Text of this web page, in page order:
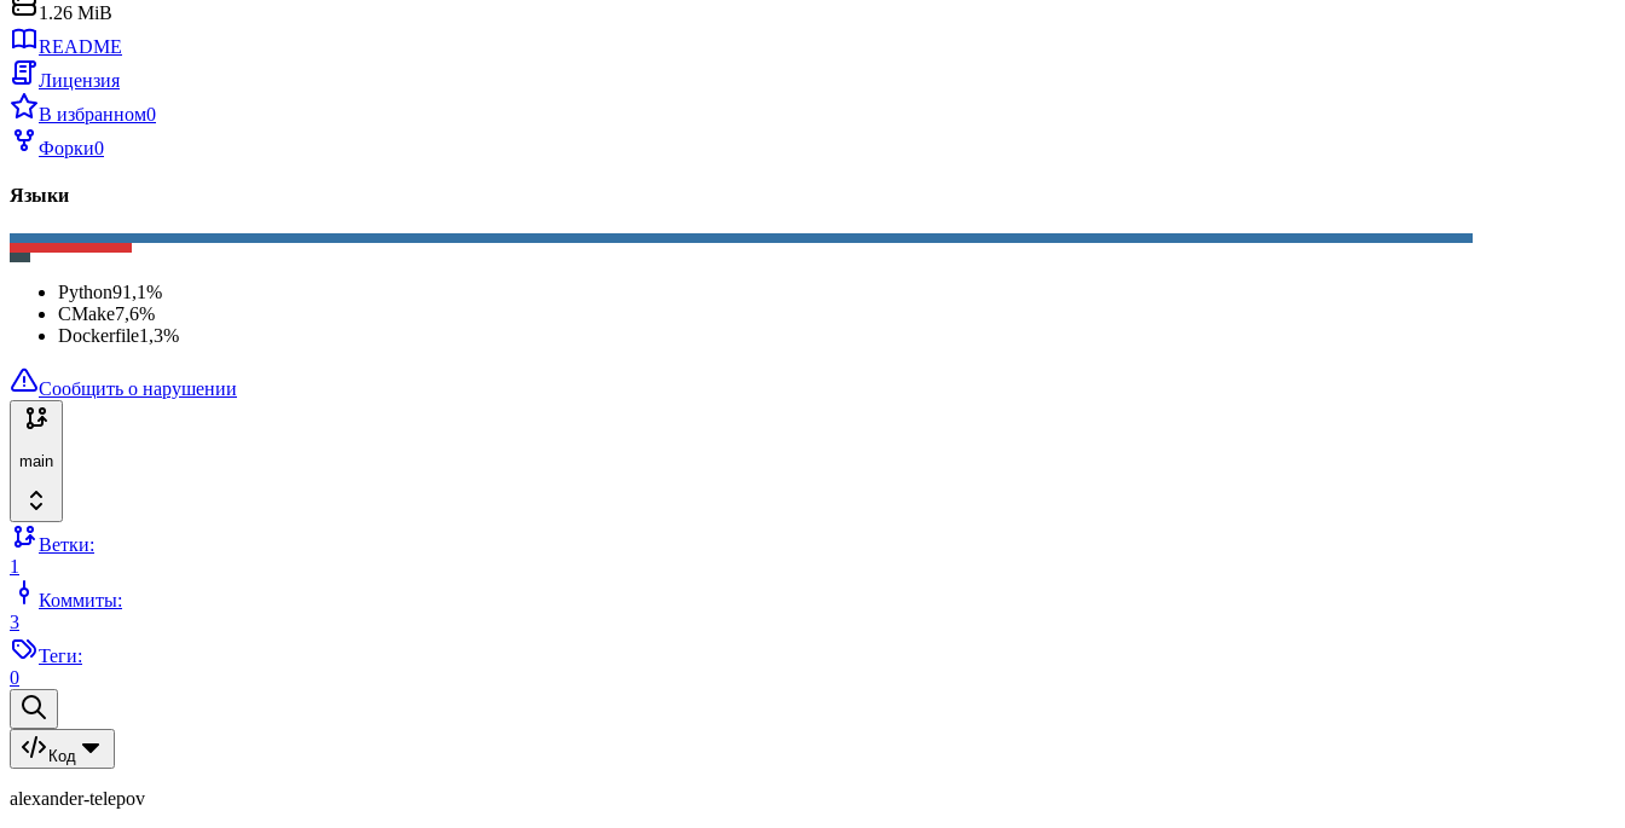
1.26 MiB
README
Лицензия
В избранном0
Форки0
Языки
Python91,1%
CMake7,6%
Dockerfile1,3%
Сообщить о нарушении
main
Ветки:
1
Коммиты:
3
Теги:
0
Код
alexander-telepov